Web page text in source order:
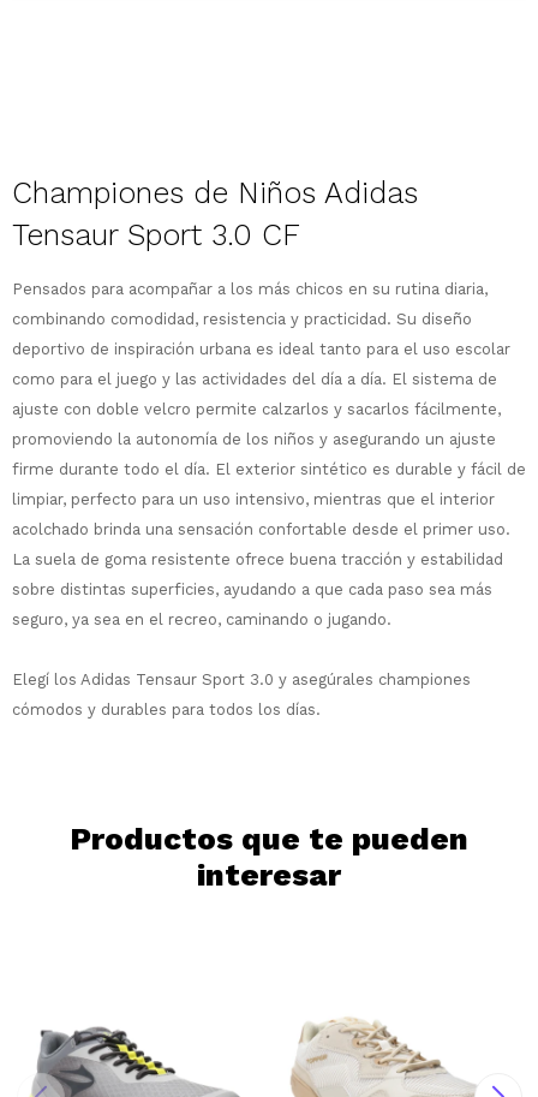
Championes de Niños Adidas
Tensaur Sport 3.0 CF
Pensados para acompañar a los más chicos en su rutina diaria,
combinando comodidad, resistencia y practicidad. Su diseño
deportivo de inspiración urbana es ideal tanto para el uso escolar
como para el juego y las actividades del día a día. El sistema de
ajuste con doble velcro permite calzarlos y sacarlos fácilmente,
promoviendo la autonomía de los niños y asegurando un ajuste
firme durante todo el día. El exterior sintético es durable y fácil de
limpiar, perfecto para un uso intensivo, mientras que el interior
acolchado brinda una sensación confortable desde el primer uso.
La suela de goma resistente ofrece buena tracción y estabilidad
sobre distintas superficies, ayudando a que cada paso sea más
seguro, ya sea en el recreo, caminando o jugando.
Elegí los Adidas Tensaur Sport 3.0 y asegúrales championes
cómodos y durables para todos los días.
Productos que te pueden
interesar
Comprá ahora y Pagá
Después, hasta en 12
cuotas y sin tocar tu
tarjeta de crédito
¡Sumate a la forma más ágil de
comprar!
Comprá en 3 cuotas sin recargo o hasta
en 12 cuotas * ¡Solo con tu cédula!
* sujeto aprobación crediticia.
Verifica si estás calificado para comprar
con Pago Después:
Cédula de identidad
Celular
Fecha de nacimiento
Mes Año
Estás calificado para comprar usando Pago
Después.
¡Tenés hasta
para comprar en las cuotas
que prefieras!
Elegí tus productos preferidos
Elegís Pago Después como metodo de pago
disponible puede variar por comercio
Ups!
Parece que no tenes oferta, lamentamos
contactanos en
preguntas@pagodespues.com.uy
¡Algo salió mal!
Por favor intenta nuevamente mas tarde.